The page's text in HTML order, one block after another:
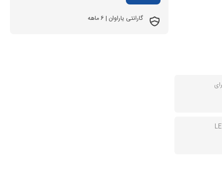
گارانتی یاراوان | 6 ماهه